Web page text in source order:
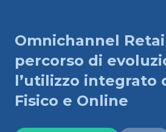
Omnichannel
percorso di
l’utilizzo integrato
Fisico e Online